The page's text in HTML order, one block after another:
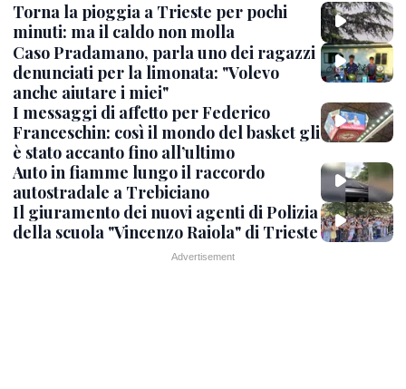
Torna la pioggia a Trieste per pochi
minuti: ma il caldo non molla
Caso Pradamano, parla uno dei ragazzi
denunciati per la limonata: "Volevo
anche aiutare i miei"
I messaggi di affetto per Federico
Franceschin: così il mondo del basket gli
è stato accanto fino all’ultimo
Auto in fiamme lungo il raccordo
autostradale a Trebiciano
Il giuramento dei nuovi agenti di Polizia
della scuola "Vincenzo Raiola" di Trieste